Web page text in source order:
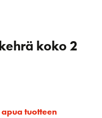
koko 2
tuotteen